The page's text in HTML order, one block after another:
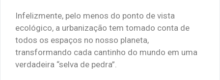
Infelizmente, pelo menos do ponto de vista
ecológico, a urbanização tem tomado conta de
todos os espaços no nosso planeta,
transformando cada cantinho do mundo em uma
verdadeira “selva de pedra”.